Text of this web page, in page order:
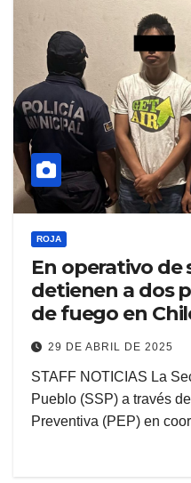
ROJA
En operativo de
detienen a dos
de fuego en
29 DE ABRIL DE 2025
STAFF NOTICIAS La
Pueblo (SSP) a través
Preventiva (PEP) en